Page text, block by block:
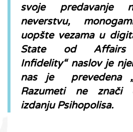
svoje
neverstvu,
uopšte vezama u
State od Affairs
Infidelity“ naslov je
nas je prevedena
Razumeti ne znači
izdanju Psihopolisa.